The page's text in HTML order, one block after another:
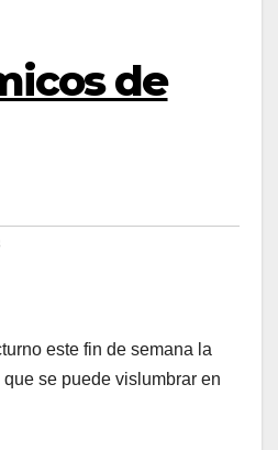
de
este fin de semana la
que se puede vislumbrar en